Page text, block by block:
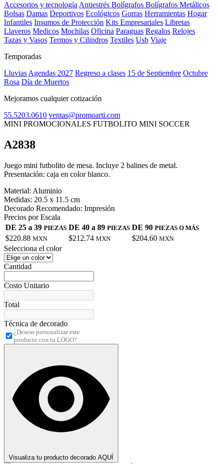
Accesorios y tecnología Antiestrés Bolígrafos Bolígrafos Metálicos
Bolsas Damas Deportivos Ecológicos Gorras Herramientas Hogar
Infantiles Insumos de Protección Kits Empresariales Libretas
Llaveros Medicos Mochilas Oficina Paraguas Regalos Relojes
Tazas y Vasos Termos y Cilindros Textiles Usb Viaje
Temporadas
Lluvias Agendas 2027 Regreso a clases 15 de Septiembre Octubre
Rosa Día de Muertos
Mejoramos cualquier cotización
55.5203.0610 ventas@promoarti.com
MINI PROMOCIONALES FUTBOLITO MINI SOCCER
A2838
Juego mini futbolito de mesa. Incluye 2 balines de metal.
Presentación: caja en color blanco.
Material: Aluminio
Medidas: 20.5 x 11.5 cm
Decorado Recomendado: Impresión
Precios por Escala
DE 25 a 39 PIEZAS DE 40 a 89 PIEZAS DE 90 PIEZAS O MÁS
$220.88 MXN $212.74 MXN $204.60 MXN
Selecciona el color
Cantidad
Costo Unitario
Total
Técnica de decorado
¿Deseas personalizar este
producto con tu LOGO?
Visualiza tu producto decorado AQUÍ